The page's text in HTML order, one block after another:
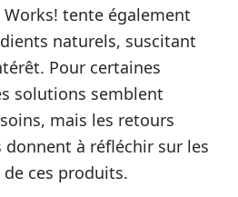
tente également
naturels, suscitant
Pour certaines
solutions semblent
mais les retours
donnent à réfléchir sur les
ces produits.